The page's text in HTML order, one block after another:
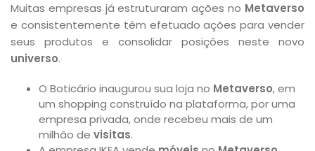
Muitas empresas já estruturaram ações no Metaverso
e consistentemente têm efetuado ações para vender
seus produtos e consolidar posições neste novo
universo.
O Boticário inaugurou sua loja no Metaverso, em
um shopping construído na plataforma, por uma
empresa privada, onde recebeu mais de um
milhão de visitas.